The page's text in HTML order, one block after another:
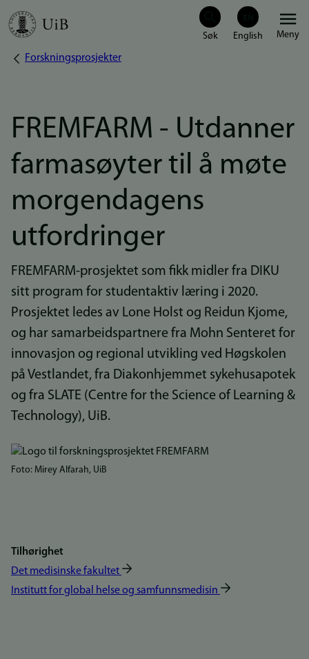
Hopp
hovedinnhold
Meny
Navigasjonssti
Forskningsprosjekter
FREMFARM - Utdanner
farmasøyter til å møte
morgendagens
utfordringer
FREMFARM-prosjektet som fikk midler fra DIKU
sitt program for studentaktiv læring i 2020.
Prosjektet ledes av Lone Holst og Reidun Kjome,
og har samarbeidspartnere fra Mohn Senteret for
innovasjon og regional utvikling ved Høgskolen
på Vestlandet, fra Diakonhjemmet sykehusapotek
og fra SLATE (Centre for the Science of Learning &
Technology), UiB.
Bilde
Foto: Mirey Alfarah, UiB
Tilhørighet
Det medisinske fakultet
Institutt for global helse og samfunnsmedisin